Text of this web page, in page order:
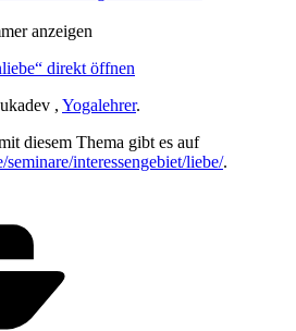
anzeigen
direkt öffnen
, Yogalehrer.
diesem Thema gibt es auf
interessengebiet/liebe/.